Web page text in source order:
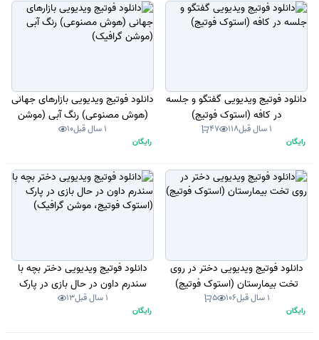
دانلود فوتیج ویدیویی گفتگو و جلسه
در کافه (استوک فوتیج)
1 سال قبل 118
47
رایگان
دانلود فوتیج ویدیویی بازارهای جهانی
(هوش مصنوعی) رنگ آبی (موشن
گرافیک) 1 سال قبل 10
رایگان
دانلود فوتیج ویدیویی دختر در روی
تخت بیمارستان (استوک فوتیج)
1 سال قبل 106
5
رایگان
دانلود فوتیج ویدیویی دختر بچه با
سندرم داون در حال بازی در پارک
(استوک فوتیج، موشن گرافیک)
1 سال قبل 13
رایگان